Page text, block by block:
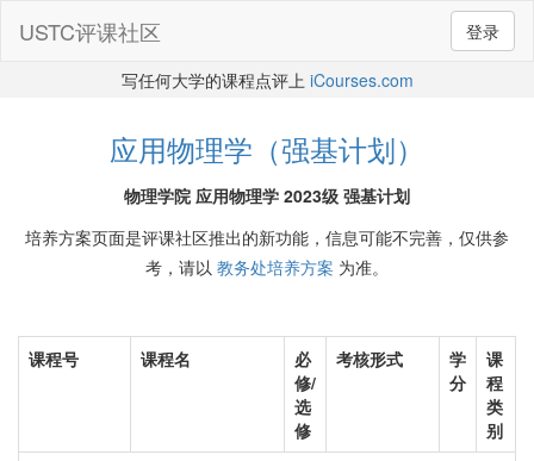
登录
USTC评课社区
写任何大学的课程点评上 iCourses.com
应用物理学（强基计划）
物理学院 应用物理学 2023级 强基计划
培养方案页面是评课社区推出的新功能，信息可能不完善，仅供参
考，请以 教务处培养方案 为准。
课程号 课程名
必
修/
选
修
考核形式
学
分
课
程
类
别